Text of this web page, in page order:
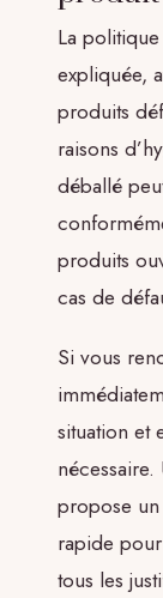
La
expliquée,
produits
raisons
déballé
produits
cas de
Si vous
situation et
propose
rapide
tous les